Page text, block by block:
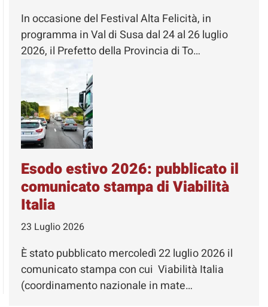
In occasione del Festival Alta Felicità, in
programma in Val di Susa dal 24 al 26 luglio
2026, il Prefetto della Provincia di To…
Esodo estivo 2026: pubblicato il
comunicato stampa di Viabilità
Italia
23 Luglio 2026
È stato pubblicato mercoledì 22 luglio 2026 il
comunicato stampa con cui Viabilità Italia
(coordinamento nazionale in mate…